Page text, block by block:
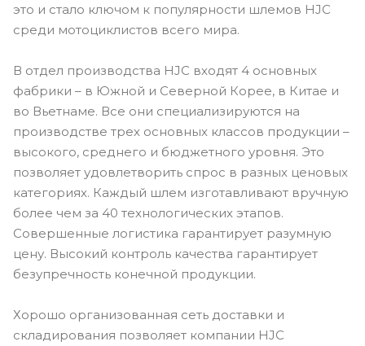
это и стало ключом к популярности шлемов HJC
среди мотоциклистов всего мира.
В отдел производства HJC входят 4 основных
фабрики – в Южной и Северной Корее, в Китае и
во Вьетнаме. Все они специализируются на
производстве трех основных классов продукции –
высокого, среднего и бюджетного уровня. Это
позволяет удовлетворить спрос в разных ценовых
категориях. Каждый шлем изготавливают вручную
более чем за 40 технологических этапов.
Совершенные логистика гарантирует разумную
цену. Высокий контроль качества гарантирует
безупречность конечной продукции.
Хорошо организованная сеть доставки и
складирования позволяет компании HJC